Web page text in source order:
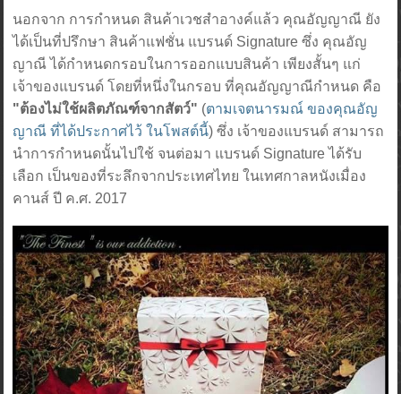
นอกจาก การกำหนด สินค้าเวชสำอางค์แล้ว คุณอัญญาณี ยัง
ได้เป็นที่ปรึกษา สินค้าแฟชั่น แบรนด์ Signature ซึ่ง คุณอัญ
ญาณี ได้กำหนดกรอบในการออกแบบสินค้า เพียงสั้นๆ แก่
เจ้าของแบรนด์ โดยที่หนึ่งในกรอบ ที่คุณอัญญาณีกำหนด คือ
"ต้องไม่ใช้ผลิตภัณฑ์จากสัตว์" (ตามเจตนารมณ์ ของคุณอัญ
ญาณี ที่ได้ประกาศไว้ ในโพสต์นี้) ซึ่ง เจ้าของแบรนด์ สามารถ
นำการกำหนดนั้นไปใช้ จนต่อมา แบรนด์ Signature ได้รับ
เลือก เป็นของที่ระลึกจากประเทศไทย ในเทศกาลหนังเมื่อง
คานส์ ปี ค.ศ. 2017